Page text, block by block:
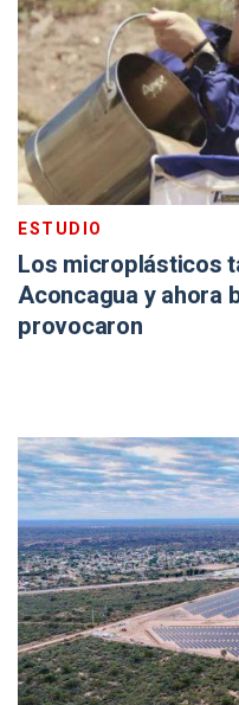
ESTUDIO
Los microplásticos
Aconcagua y ahora
provocaron